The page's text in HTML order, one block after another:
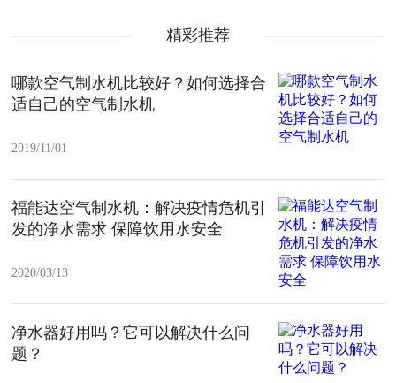
精彩推荐
哪款空气制水机比较好？如何选择合
适自己的空气制水机
2019/11/01
福能达空气制水机：解决疫情危机引
发的净水需求 保障饮用水安全
2020/03/13
净水器好用吗？它可以解决什么问
题？